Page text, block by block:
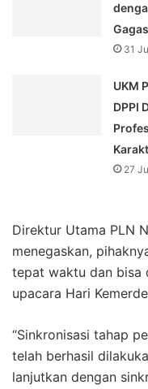
31
UKM
DPPI
27
Direktur Utama PLN
menegaskan,
tepat waktu dan bisa
upacara Hari
“Sinkronisasi tahap
telah berhasil
lanjutkan dengan